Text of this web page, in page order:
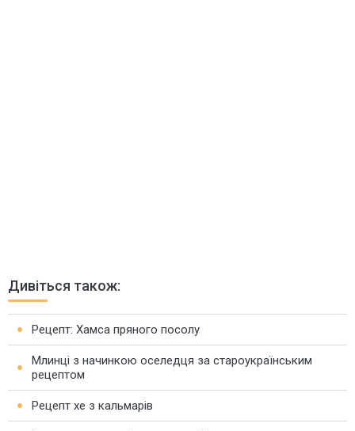
Дивіться також:
Рецепт: Хамса пряного посолу
Млинці з начинкою оселедця за староукраїнським
рецептом
Рецепт хе з кальмарів